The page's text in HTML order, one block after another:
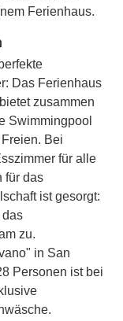
Ferienhaus.
Das Ferienhaus
zusammen
Swimmingpool
Bei
für alle
für das
ist gesorgt:
das
zu.
in San
Personen ist bei